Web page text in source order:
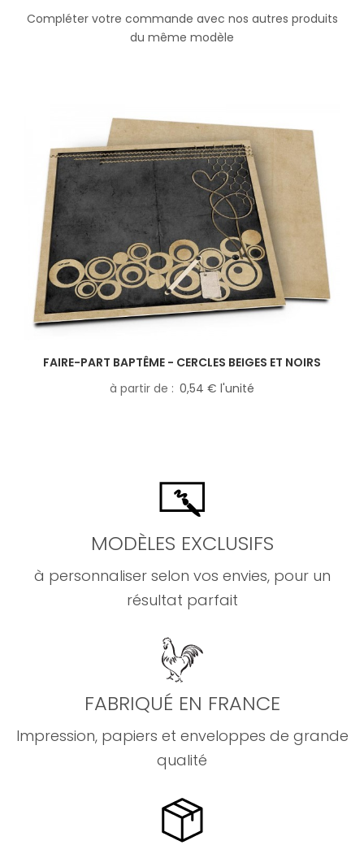
Compléter votre commande avec nos autres produits
du même modèle
FAIRE-PART BAPTÊME - CERCLES BEIGES ET NOIRS
à partir de
0,54 € l'unité
MODÈLES EXCLUSIFS
à personnaliser selon vos envies, pour un
résultat parfait
FABRIQUÉ EN FRANCE
Impression, papiers et enveloppes de grande
qualité